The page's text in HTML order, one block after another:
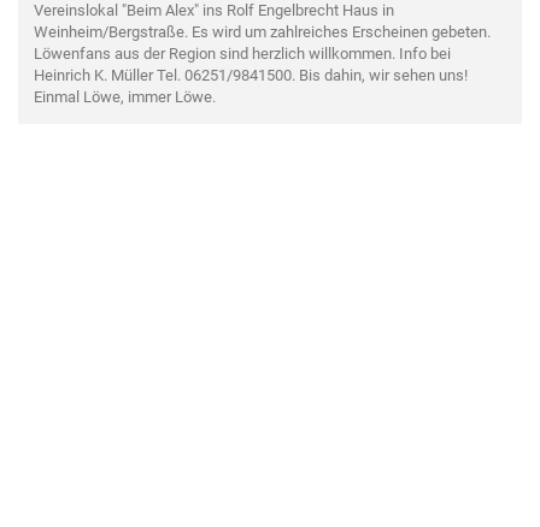
Vereinslokal "Beim Alex" ins Rolf Engelbrecht Haus in
Weinheim/Bergstraße. Es wird um zahlreiches Erscheinen gebeten.
Löwenfans aus der Region sind herzlich willkommen. Info bei
Heinrich K. Müller Tel. 06251/9841500. Bis dahin, wir sehen uns!
Einmal Löwe, immer Löwe.